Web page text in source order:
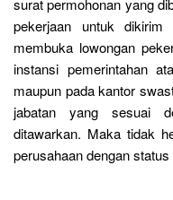
surat permohonan yang
pekerjaan untuk
membuka lowongan
instansi pemerintahan
maupun pada kantor
jabatan yang sesuai
ditawarkan. Maka tidak
perusahaan dengan